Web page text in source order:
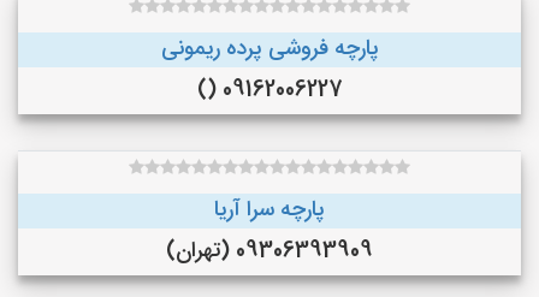
پارچه فروشی پرده ریمونی
09162006227 ()
پارچه سرا آریا
09306393909 (تهران)